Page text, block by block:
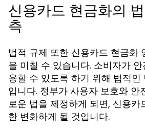
신용카드 현금화의
측
법적 규제 또한 신용카드 현금화
을 미칠 수 있습니다. 소비자가
용할 수 있도록 하기 위해 법적인
입니다. 정부가 사용자 보호와 안
로운 법을 제정하게 되면, 신용카
한 변화하게 될 것입니다.